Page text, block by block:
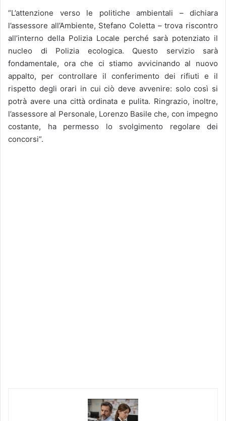
“L’attenzione verso le politiche ambientali – dichiara
l’assessore all’Ambiente, Stefano Coletta – trova riscontro
all’interno della Polizia Locale perché sarà potenziato il
nucleo di Polizia ecologica. Questo servizio sarà
fondamentale, ora che ci stiamo avvicinando al nuovo
appalto, per controllare il conferimento dei rifiuti e il
rispetto degli orari in cui ciò deve avvenire: solo così si
potrà avere una città ordinata e pulita. Ringrazio, inoltre,
l’assessore al Personale, Lorenzo Basile che, con impegno
costante, ha permesso lo svolgimento regolare dei
concorsi”.